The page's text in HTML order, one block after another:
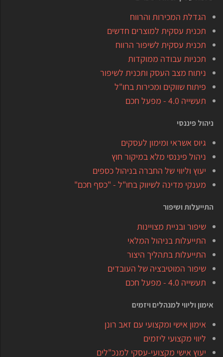
הגדלת המכירות והרווח
תכנית עסקית למוצרים חדשים
תכנית עסקית לשיפור הרווח
תכניות עבודה ממוקדות
ניתוח מצב העסק ותכנית לשיפור
פיתוח שווקים ומכירות בחו"ל
תעשייה 4.0 - מפעל חכם
ניהול פיננסי
גיוס אשראי ומימון לעסקים
ניהול פיננסי מלא במיקור חוץ
יעוץ וליווי של החברה בניהול כספים
מענקי מדינה לשיווק בחו"ל - "כסף חכם"
התייעלות ושיפור
שיפור ובניית מצויינות
התייעלות בניהול המלאי
התייעלות בתהליך היצור
שיפור המוטיבציה של העובדים
תעשייה 4.0 - מפעל חכם
אימון וליווי למנהלים ויזמים
אימון אישי ומקצועי עם זאב רונן
ליווי מקצועי ליזמים
יעוץ אישי מקצועי-עסקי למנכ"לים